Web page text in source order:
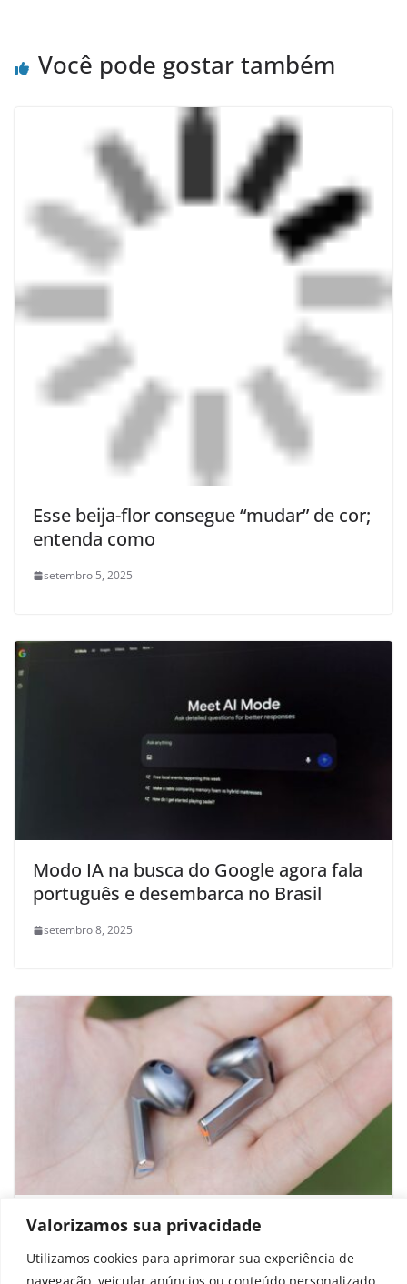
Valorizamos sua privacidade
Utilizamos cookies para aprimorar sua experiência de
navegação, veicular anúncios ou conteúdo personalizado
Você pode gostar também
Esse beija-flor consegue “mudar” de cor;
entenda como
setembro 5, 2025
Modo IA na busca do Google agora fala
português e desembarca no Brasil
setembro 8, 2025
Novo Galaxy Buds pode aposentar
design inspirado nos AirPods da Apple